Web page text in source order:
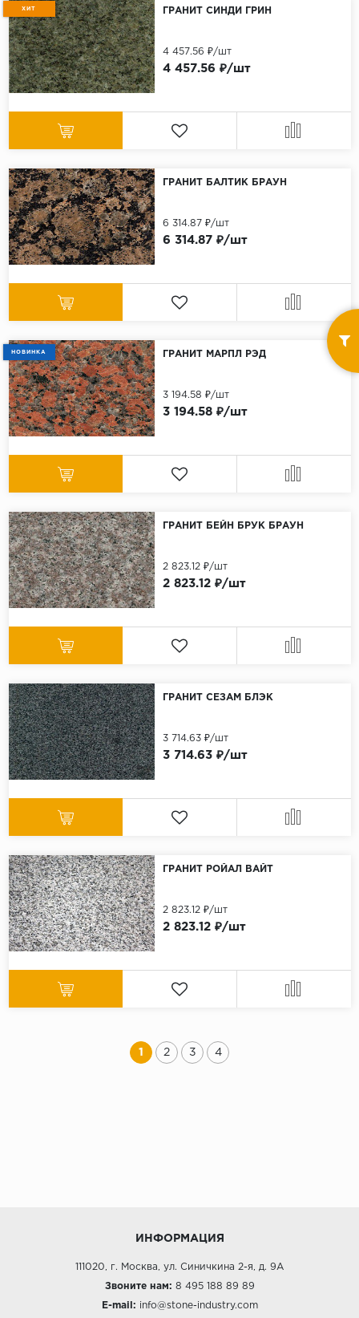
ХИТ ГРАНИТ СИНДИ ГРИН
4 457.56 ₽/шт
4 457.56 ₽/шт
ГРАНИТ БАЛТИК БРАУН
6 314.87 ₽/шт
6 314.87 ₽/шт
НОВИНКА ГРАНИТ МАРПЛ РЭД
3 194.58 ₽/шт
3 194.58 ₽/шт
ГРАНИТ БЕЙН БРУК БРАУН
2 823.12 ₽/шт
2 823.12 ₽/шт
ГРАНИТ СЕЗАМ БЛЭК
3 714.63 ₽/шт
3 714.63 ₽/шт
ГРАНИТ РОЙАЛ ВАЙТ
2 823.12 ₽/шт
2 823.12 ₽/шт
1 2 3 4
ИНФОРМАЦИЯ
111020, г. Москва, ул. Синичкина 2-я, д. 9А
Звоните нам: 8 495 188 89 89
E-mail: info@stone-industry.com